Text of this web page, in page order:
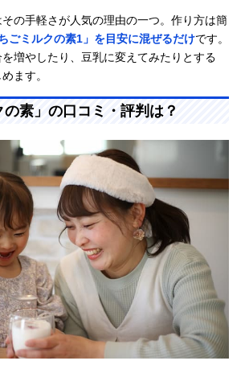
の手軽さが人気の理由の一つ。作り方は簡
ごミルクの素1」を目安に混ぜるだけです。
増やしたり、豆乳に変えてみたりとする
ます。
の素」の口コミ・評判は？